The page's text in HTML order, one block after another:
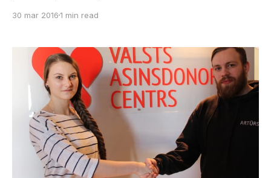
depresija sēž Tev uz pleca un čukst, lai paliec mājās
Latvijas Universitātes pārstāvji ir izaicināti
30 mar 20161 min read